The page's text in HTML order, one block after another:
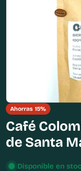
Abrir medios 0 en
Ahorras 15%
Café
de Santa
Disponible en